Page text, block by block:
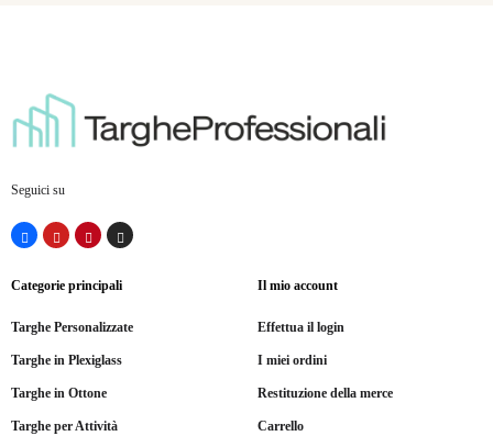
Seguici su
Categorie principali
Targhe Personalizzate
Targhe in Plexiglass
Targhe in Ottone
Targhe per Attività
Il mio account
Effettua il login
I miei ordini
Restituzione della merce
Carrello